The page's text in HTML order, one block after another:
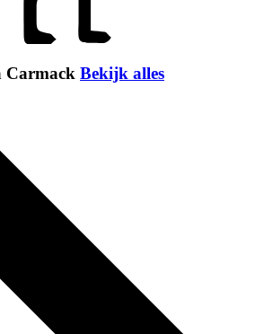
Carmack Bekijk alles